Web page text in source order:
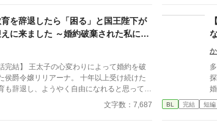
すべての狂気の始まりだった。 「君の手
冷たいね。まるで死人のようだ。……婚約の
まず、ただ消えようとする
儚げな諦観は、逆に攻略対象たちのドス黒い
執着に火をつけてしまう。 ヤンデレ王太子
ッドの圧倒的な拘束。 実直な騎士ガレッド
な献身。 天才魔術師ノアの狂気的な探究。
死の淵へ沈み込もうとしたとき、三人は神の
う禁忌の魔術を実行する。 それは、自らの
す。 皆さまの応援
か
を辞退したら「困る」と国王陛下が
に来ました ～婚約破棄された私に、
はなく国王陛下が求婚してきます〜
変わりによって婚約を破
嬢リリアーナ。 十年以上受け続けた
も辞退し、ようやく自由になれると思ってい
文字数：7,687 BL 完結 短編